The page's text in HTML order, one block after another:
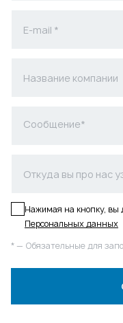
Нажимая на кнопку, вы
Персональных данных
* — Обязательные для